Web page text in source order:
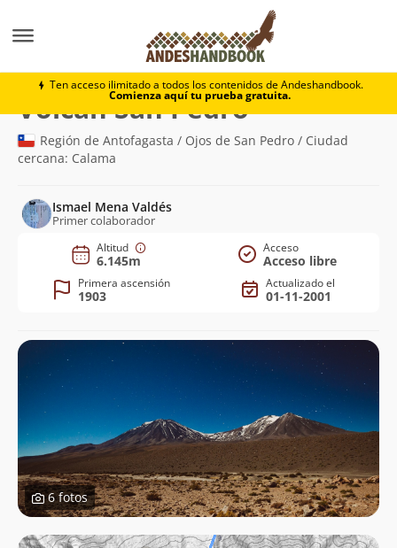
Ten acceso ilimitado a todos los contenidos de Andeshandbook.
Comienza aquí tu prueba gratuita.
Volcán San Pedro
Volcán San Pedro(6.145m)
Región de Antofagasta / Ojos de San Pedro / Ciudad
cercana: Calama
Ismael Mena Valdés
Primer colaborador
Altitud
6.145m
Acceso
Acceso libre
Primera ascensión
1903
Actualizado el
01-11-2001
6 fotos